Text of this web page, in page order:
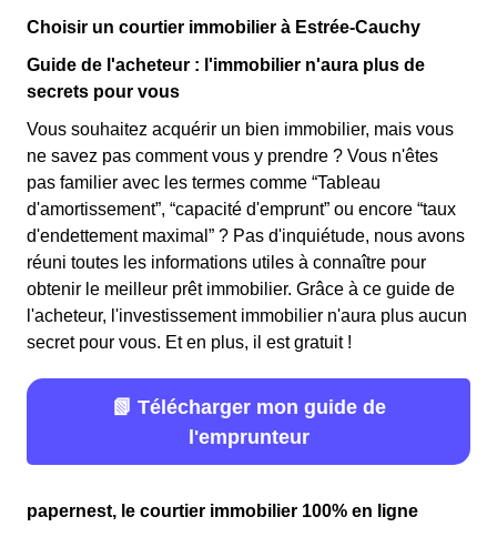
Choisir un courtier immobilier à Estrée-Cauchy
Guide de l'acheteur : l'immobilier n'aura plus de
secrets pour vous
Vous souhaitez acquérir un bien immobilier, mais vous
ne savez pas comment vous y prendre ? Vous n'êtes
pas familier avec les termes comme “Tableau
d'amortissement”, “capacité d'emprunt” ou encore “taux
d'endettement maximal” ? Pas d'inquiétude, nous avons
réuni toutes les informations utiles à connaître pour
obtenir le meilleur prêt immobilier. Grâce à ce guide de
l'acheteur, l'investissement immobilier n'aura plus aucun
secret pour vous. Et en plus, il est gratuit !
📗 Télécharger mon guide de
l'emprunteur
papernest, le courtier immobilier 100% en ligne